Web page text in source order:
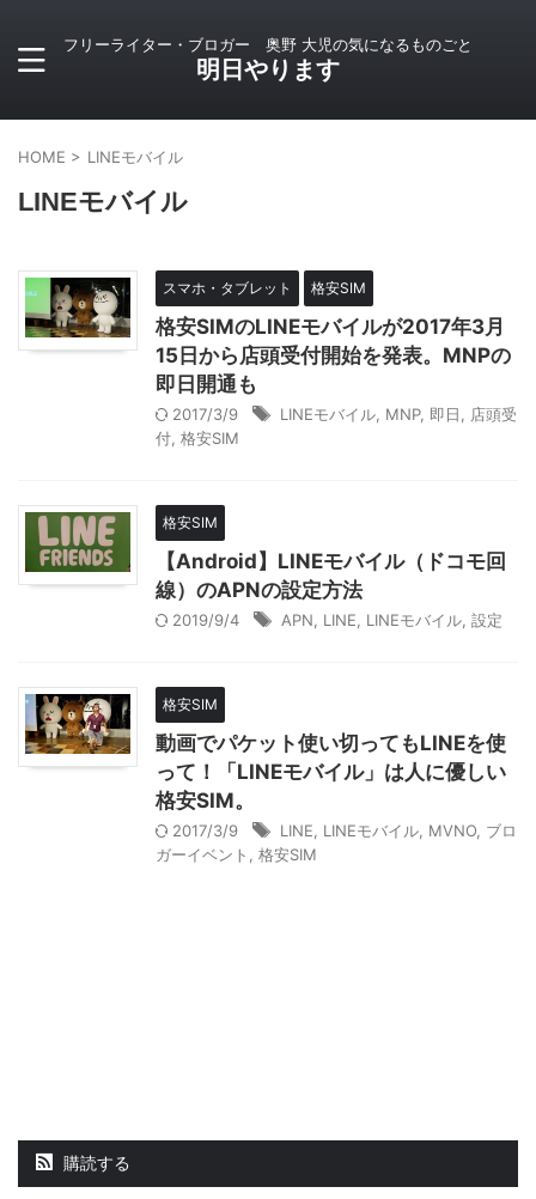
フリーライター・ブロガー 奥野 大児の気になるものごと
明日やります
HOME > LINEモバイル
LINEモバイル
スマホ・タブレット 格安SIM
格安SIMのLINEモバイルが2017年3月
15日から店頭受付開始を発表。MNPの
即日開通も
2017/3/9 LINEモバイル MNP, 即日
店頭受
付 格安SIM
格安SIM
【Android】LINEモバイル（ドコモ回
線）のAPNの設定方法
2019/9/4 APN LINE LINEモバイル 設定
格安SIM
動画でパケット使い切ってもLINEを使
って！「LINEモバイル」は人に優しい
格安SIM。
2017/3/9 LINE LINEモバイル MVNO ブロ
ガーイベント
格安SIM
購読する